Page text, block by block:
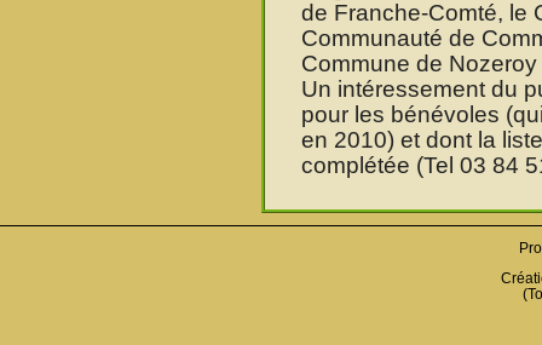
de Franche-Comté, le
Communauté de
Commune de
Un intéressement du
pour les bénévoles
en 2010) et dont la
complétée (Tel 03 84